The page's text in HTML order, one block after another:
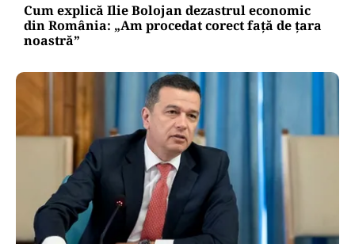
Cum explică Ilie Bolojan dezastrul economic
din România: „Am procedat corect față de țara
noastră”